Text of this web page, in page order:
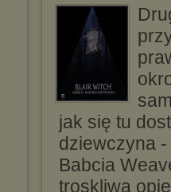
jak się tu
dziewczyna
Babcia
troskliwą